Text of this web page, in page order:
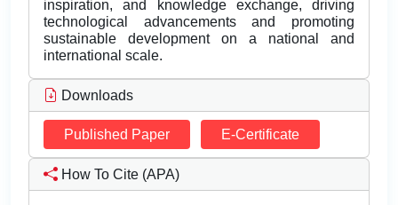
inspiration, and knowledge exchange, driving
technological advancements and promoting
sustainable development on a national and
international scale.
Downloads
Published Paper E-Certificate
How To Cite (APA)